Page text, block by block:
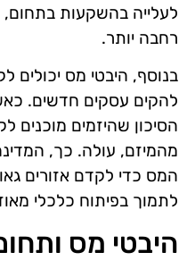
לעלייה בהשקעות בתחום,
רחבה יותר.
בנוסף, היבטי מס יכולים
להקים עסקים חדשים.
הסיכון שהיזמים
מהמיזם, עולה. כך,
המס כדי לקדם אזורים
לתמוך בפיתוח כלכלי
היבטי מס